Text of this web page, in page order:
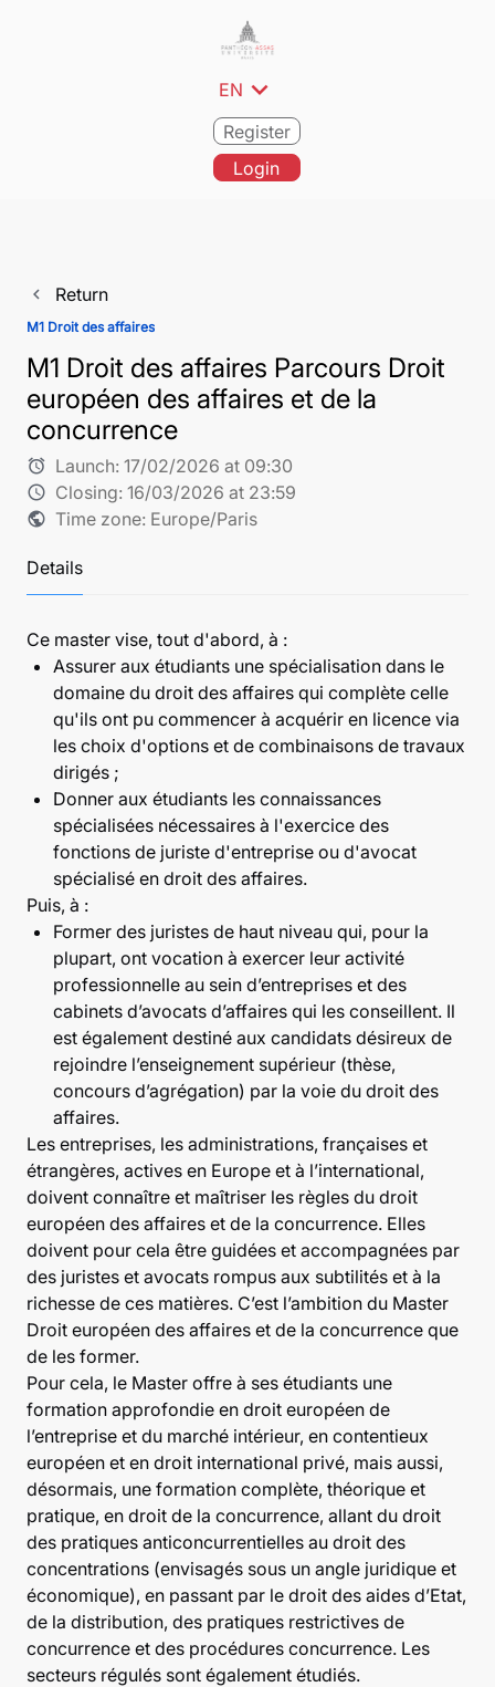
EN expand_more
Register
Login
navigate_before Return
M1 Droit des affaires
M1 Droit des affaires Parcours Droit
européen des affaires et de la
concurrence
alarm Launch: 17/02/2026 at 09:30
schedule Closing: 16/03/2026 at 23:59
public Time zone: Europe/Paris
Details
Ce master vise, tout d'abord, à :
Assurer aux étudiants une spécialisation dans le
domaine du droit des affaires qui complète celle
qu'ils ont pu commencer à acquérir en licence via
les choix d'options et de combinaisons de travaux
dirigés ;
Donner aux étudiants les connaissances
spécialisées nécessaires à l'exercice des
fonctions de juriste d'entreprise ou d'avocat
spécialisé en droit des affaires.
Puis, à :
Former des juristes de haut niveau qui, pour la
plupart, ont vocation à exercer leur activité
professionnelle au sein d’entreprises et des
cabinets d’avocats d’affaires qui les conseillent. Il
est également destiné aux candidats désireux de
rejoindre l’enseignement supérieur (thèse,
concours d’agrégation) par la voie du droit des
affaires.
Les entreprises, les administrations, françaises et
étrangères, actives en Europe et à l’international,
doivent connaître et maîtriser les règles du droit
européen des affaires et de la concurrence. Elles
doivent pour cela être guidées et accompagnées par
des juristes et avocats rompus aux subtilités et à la
richesse de ces matières. C’est l’ambition du Master
Droit européen des affaires et de la concurrence que
de les former.
Pour cela, le Master offre à ses étudiants une
formation approfondie en droit européen de
l’entreprise et du marché intérieur, en contentieux
européen et en droit international privé, mais aussi,
désormais, une formation complète, théorique et
pratique, en droit de la concurrence, allant du droit
des pratiques anticoncurrentielles au droit des
concentrations (envisagés sous un angle juridique et
économique), en passant par le droit des aides d’Etat,
de la distribution, des pratiques restrictives de
concurrence et des procédures concurrence. Les
secteurs régulés sont également étudiés.